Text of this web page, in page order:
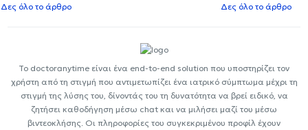
Δες όλο το άρθρο Δες όλο το άρθρο
Το doctoranytime είναι ένα end-to-end solution που υποστηρίζει τον
χρήστη από τη στιγμή που αντιμετωπίζει ένα ιατρικό σύμπτωμα μέχρι τη
στιγμή της λύσης του, δίνοντάς του τη δυνατότητα να βρεί ειδικό, να
ζητήσει καθοδήγηση μέσω chat και να μιλήσει μαζί του μέσω
βιντεοκλήσης. Οι πληροφορίες του συγκεκριμένου προφίλ έχουν